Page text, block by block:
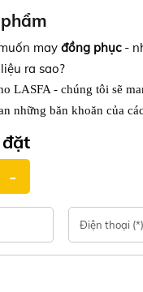
mayđồng phục -
ra sao?
LASFA - chúng tôi sẽ
những băn khoăn của
-